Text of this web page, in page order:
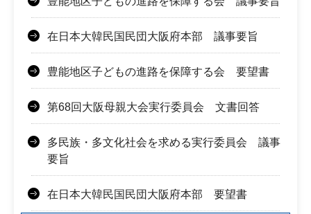
在日本大韓民国民団大阪府本部 議事要旨
豊能地区子どもの進路を保障する会 要望書
第68回大阪母親大会実行委員会 文書回答
多民族・多文化社会を求める実行委員会 議事
要旨
在日本大韓民国民団大阪府本部 要望書